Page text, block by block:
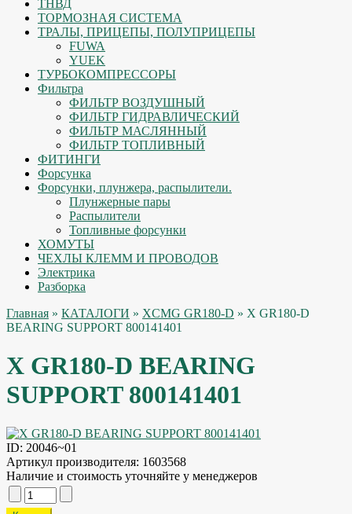
ТНВД
ТОРМОЗНАЯ СИСТЕМА
ТРАЛЫ, ПРИЦЕПЫ, ПОЛУПРИЦЕПЫ
FUWA
YUEK
ТУРБОКОМПРЕССОРЫ
Фильтра
ФИЛЬТР ВОЗДУШНЫЙ
ФИЛЬТР ГИДРАВЛИЧЕСКИЙ
ФИЛЬТР МАСЛЯННЫЙ
ФИЛЬТР ТОПЛИВНЫЙ
ФИТИНГИ
Форсунка
Форсунки, плунжера, распылители.
Плунжерные пары
Распылители
Топливные форсунки
ХОМУТЫ
ЧЕХЛЫ КЛЕММ И ПРОВОДОВ
Электрика
Разборка
Главная » КАТАЛОГИ » XCMG GR180-D » X GR180-D
BEARING SUPPORT 800141401
X GR180-D BEARING
SUPPORT 800141401
ID: 20046~01
Артикул производителя: 1603568
Наличие и стоимость уточняйте у менеджеров